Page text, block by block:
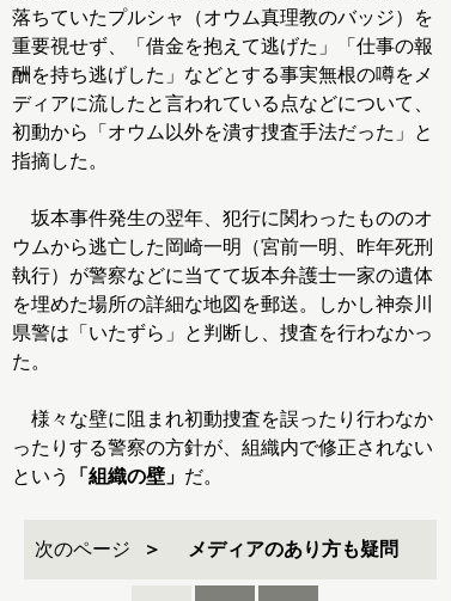
落ちていたプルシャ（オウム真理教のバッジ）を
重要視せず、「借金を抱えて逃げた」「仕事の報
酬を持ち逃げした」などとする事実無根の噂をメ
ディアに流したと言われている点などについて、
初動から「オウム以外を潰す捜査手法だった」と
指摘した。
坂本事件発生の翌年、犯行に関わったもののオ
ウムから逃亡した岡崎一明（宮前一明、昨年死刑
執行）が警察などに当てて坂本弁護士一家の遺体
を埋めた場所の詳細な地図を郵送。しかし神奈川
県警は「いたずら」と判断し、捜査を行わなかっ
た。
様々な壁に阻まれ初動捜査を誤ったり行わなか
ったりする警察の方針が、組織内で修正されない
という
「組織の壁」 だ。
次のページ メディアのあり方も疑問